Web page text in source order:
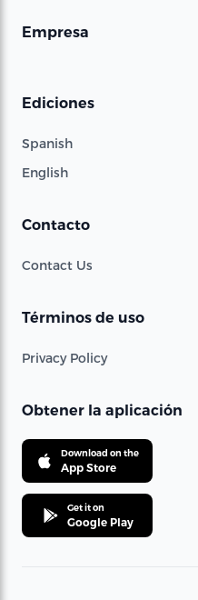
Empresa
Ediciones
Spanish
English
Contacto
Contact Us
Términos de uso
Privacy Policy
Obtener la aplicación
Download on the
App Store
Get it on
Google Play